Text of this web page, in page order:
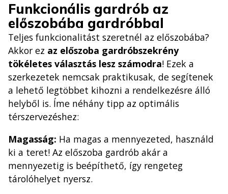
Funkcionális gardrób az
előszobába gardróbbal
Teljes funkcionalitást szeretnél az előszobába?
Akkor ez az előszoba gardróbszekrény
tökéletes választás lesz számodra! Ezek a
szerkezetek nemcsak praktikusak, de segítenek
a lehető legtöbbet kihozni a rendelkezésre álló
helyből is. Íme néhány tipp az optimális
térszervezéshez:
Magasság: Ha magas a mennyezeted, használd
ki a teret! Az előszoba gardrób akár a
mennyezetig is beépíthető, így rengeteg
tárolóhelyet nyersz.